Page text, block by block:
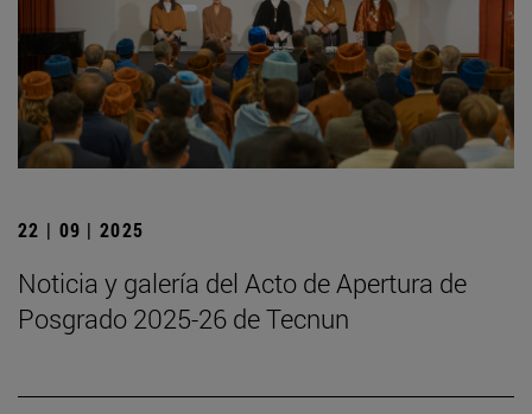
22 | 09 | 2025
Noticia y galería del Acto de Apertura de
Posgrado 2025-26 de Tecnun